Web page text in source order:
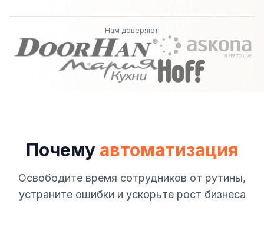
Нам доверяют:
Почему автоматизация
Освободите время сотрудников от рутины,
устраните ошибки и ускорьте рост бизнеса